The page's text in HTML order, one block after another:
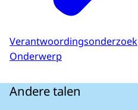
Verantwoordingsonderzoek
Onderwerp
Andere talen